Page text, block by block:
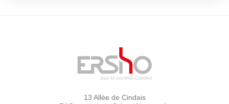
13 Allée de Cindais